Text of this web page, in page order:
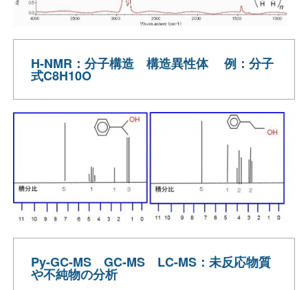
H-NMR：分子構造 構造異性体 例：分子
式C8H10O
Py-GC-MS GC-MS LC-MS：未反応物質
や不純物の分析